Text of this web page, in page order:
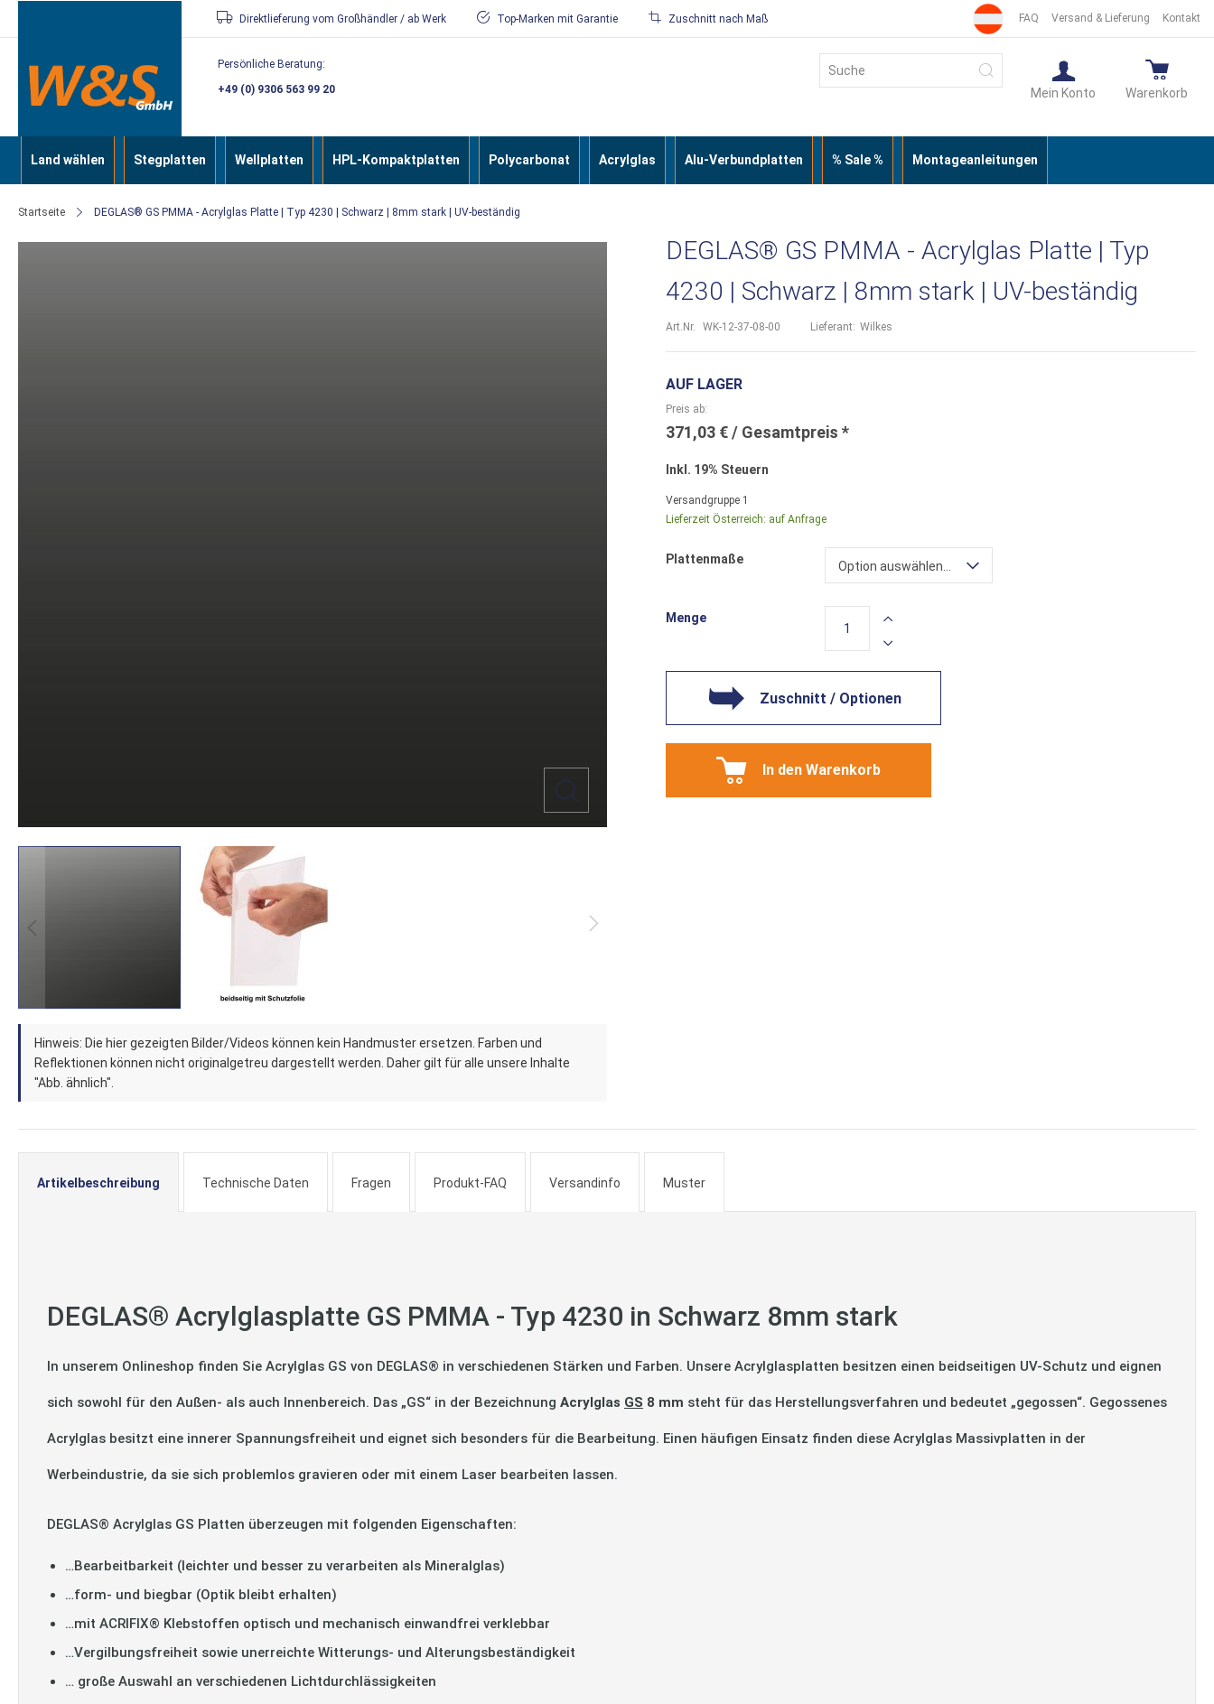
Direkt
zum
Inhalt
FAQ Versand & Lieferung Kontakt
Direktlieferung vom Großhändler / ab Werk Top-Marken mit Garantie Zuschnitt nach Maß
Persönliche Beratung:
+49 (0) 9306 563 99 20
Warenkorb
Mein Konto
Suche
Land wählen Stegplatten Wellplatten HPL-Kompaktplatten Polycarbonat Acrylglas Alu-Verbundplatten % Sale % Montageanleitungen
Startseite DEGLAS® GS PMMA - Acrylglas Platte | Typ 4230 | Schwarz | 8mm stark | UV-beständig
Zum
Anfang
der
Bildergalerie
springen
Hinweis: Die hier gezeigten Bilder/Videos können kein Handmuster ersetzen. Farben und
Reflektionen können nicht originalgetreu dargestellt werden. Daher gilt für alle unsere Inhalte
"Abb. ähnlich".
DEGLAS® GS PMMA - Acrylglas Platte | Typ
4230 | Schwarz | 8mm stark | UV-beständig
Art.Nr. WK-12-37-08-00 Lieferant: Wilkes
AUF LAGER
Preis ab
371,03 €
Inkl. 19% Steuern
Versandgruppe 1
Lieferzeit Österreich: auf Anfrage
Plattenmaße Option auswählen...
Menge
Zuschnitt / Optionen
In den Warenkorb
Artikelbeschreibung
DEGLAS® Acrylglasplatte GS PMMA - Typ 4230 in Schwarz 8mm stark
In unserem Onlineshop finden Sie Acrylglas GS von DEGLAS® in verschiedenen Stärken und Farben. Unsere Acrylglasplatten besitzen einen beidseitigen UV-Schutz und eignen
sich sowohl für den Außen- als auch Innenbereich. Das „GS“ in der Bezeichnung Acrylglas GS 8 mm steht für das Herstellungsverfahren und bedeutet „gegossen“. Gegossenes
Acrylglas besitzt eine innerer Spannungsfreiheit und eignet sich besonders für die Bearbeitung. Einen häufigen Einsatz finden diese Acrylglas Massivplatten in der
Werbeindustrie, da sie sich problemlos gravieren oder mit einem Laser bearbeiten lassen.
DEGLAS® Acrylglas GS Platten überzeugen mit folgenden Eigenschaften:
…Bearbeitbarkeit (leichter und besser zu verarbeiten als Mineralglas)
…form- und biegbar (Optik bleibt erhalten)
…mit ACRIFIX® Klebstoffen optisch und mechanisch einwandfrei verklebbar
…Vergilbungsfreiheit sowie unerreichte Witterungs- und Alterungsbeständigkeit
… große Auswahl an verschiedenen Lichtdurchlässigkeiten
Technische Daten Fragen Produkt-FAQ Versandinfo Muster